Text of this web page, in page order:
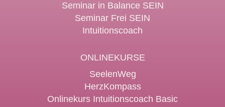
Seminar in Balance SEIN
Seminar Frei SEIN
Intuitionscoach
ONLINEKURSE
SeelenWeg
HerzKompass
Onlinekurs Intuitionscoach Basic